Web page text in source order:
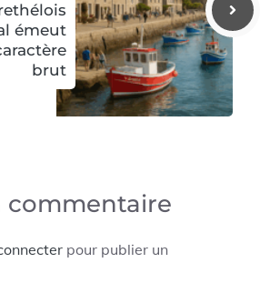
émeut
brut
commentaire
pour publier un